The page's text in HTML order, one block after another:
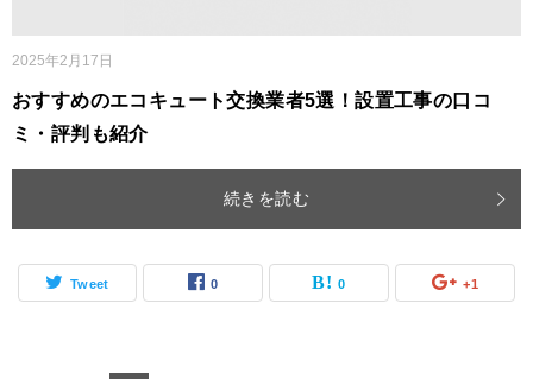
2025年2月17日
おすすめのエコキュート交換業者5選！設置工事の口コ
ミ・評判も紹介
続きを読む
Tweet 0 0 +1